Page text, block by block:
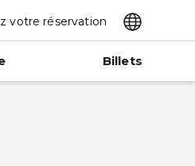
votre réservation
Billets